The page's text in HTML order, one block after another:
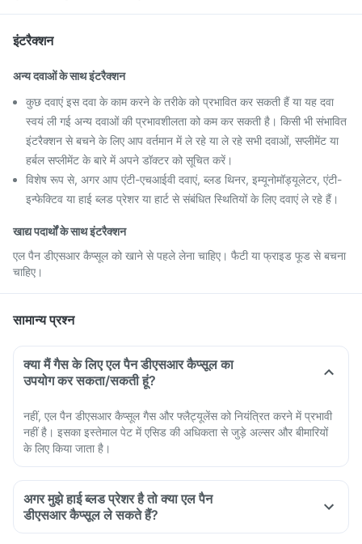
इंटरैक्शन
अन्य दवाओं के साथ इंटरैक्शन
कुछ दवाएं इस दवा के काम करने के तरीके को प्रभावित कर सकती हैं या यह दवा
स्वयं ली गई अन्य दवाओं की प्रभावशीलता को कम कर सकती है। किसी भी संभावित
इंटरैक्शन से बचने के लिए आप वर्तमान में ले रहे या ले रहे सभी दवाओं, सप्लीमेंट या
हर्बल सप्लीमेंट के बारे में अपने डॉक्टर को सूचित करें।
विशेष रूप से, अगर आप एंटी-एचआईवी दवाएं, ब्लड थिनर, इम्यूनोमॉड्यूलेटर, एंटी-
इन्फेक्टिव या हाई ब्लड प्रेशर या हार्ट से संबंधित स्थितियों के लिए दवाएं ले रहे हैं।
खाद्य पदार्थों के साथ इंटरैक्शन
एल पैन डीएसआर कैप्सूल को खाने से पहले लेना चाहिए। फैटी या फ्राइड फूड से बचना
चाहिए।
सामान्य प्रश्न
क्या मैं गैस के लिए एल पैन डीएसआर कैप्सूल का
उपयोग कर सकता/सकती हूं?
नहीं, एल पैन डीएसआर कैप्सूल गैस और फ्लैट्यूलेंस को नियंत्रित करने में प्रभावी
नहीं है। इसका इस्तेमाल पेट में एसिड की अधिकता से जुड़े अल्सर और बीमारियों
के लिए किया जाता है।
अगर मुझे हाई ब्लड प्रेशर है तो क्या एल पैन
डीएसआर कैप्सूल ले सकते हैं?